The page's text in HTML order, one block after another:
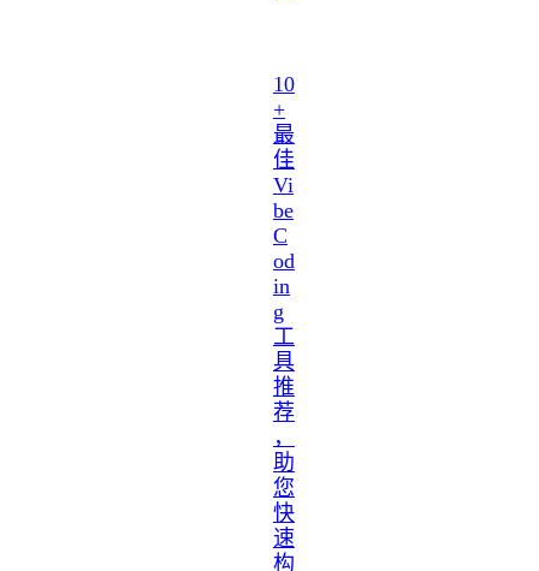
10
+
最
佳
Vi
be
C
od
in
g
工
具
推
荐
，
助
您
快
速
构